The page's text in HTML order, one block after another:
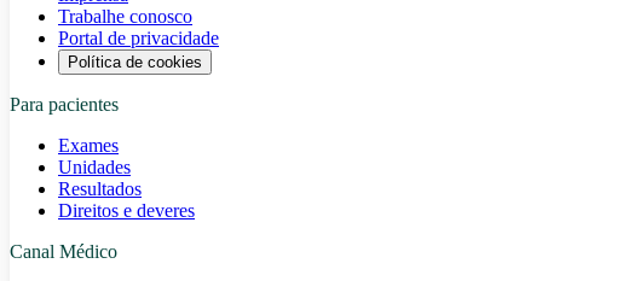
Trabalhe conosco
Portal de privacidade
Política de cookies
Para pacientes
Exames
Unidades
Resultados
Direitos e deveres
Canal Médico